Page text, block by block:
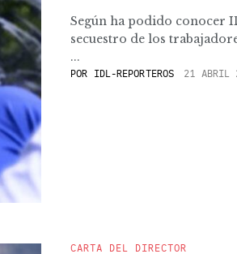
Según ha podido conocer
secuestro de los
...
POR IDL-REPORTEROS 21 ABRIL
CARTA DEL DIRECTOR